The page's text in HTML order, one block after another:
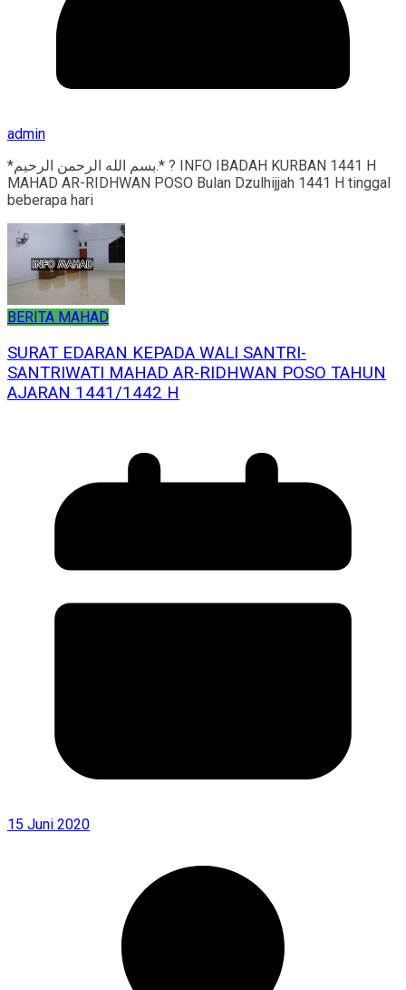
admin
*بسم الله الرحمن الرحيم.* ? INFO IBADAH KURBAN 1441 H
MAHAD AR-RIDHWAN POSO Bulan Dzulhijjah 1441 H tinggal
beberapa hari
BERITA MAHAD
SURAT EDARAN KEPADA WALI SANTRI-
SANTRIWATI MAHAD AR-RIDHWAN POSO TAHUN
AJARAN 1441/1442 H
15 Juni 2020